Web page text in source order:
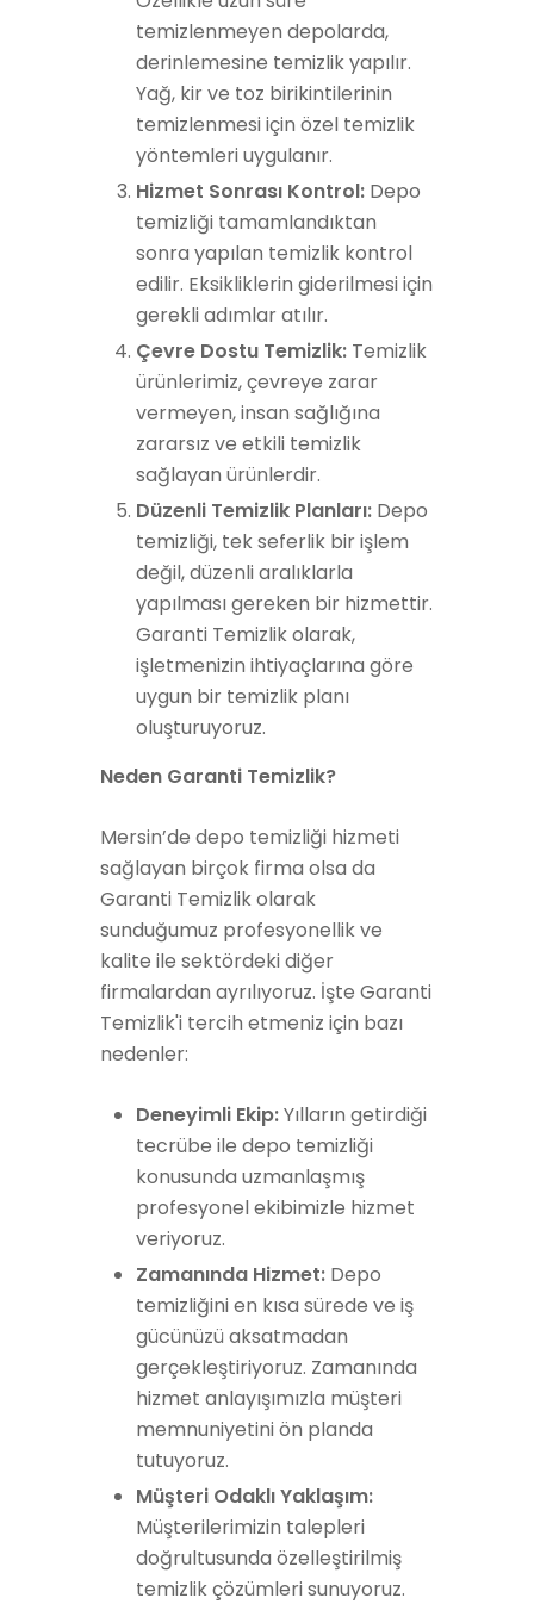
temizlenmeyen depolarda,
derinlemesine temizlik yapılır.
Yağ, kir ve toz birikintilerinin
temizlenmesi için özel temizlik
yöntemleri uygulanır.
Hizmet Sonrası Kontrol: Depo
temizliği tamamlandıktan
sonra yapılan temizlik kontrol
edilir. Eksikliklerin giderilmesi için
gerekli adımlar atılır.
Çevre Dostu Temizlik: Temizlik
ürünlerimiz, çevreye zarar
vermeyen, insan sağlığına
zararsız ve etkili temizlik
sağlayan ürünlerdir.
Düzenli Temizlik Planları: Depo
temizliği, tek seferlik bir işlem
değil, düzenli aralıklarla
yapılması gereken bir hizmettir.
Garanti Temizlik olarak,
işletmenizin ihtiyaçlarına göre
uygun bir temizlik planı
oluşturuyoruz.
Neden Garanti Temizlik?
Mersin’de depo temizliği hizmeti
sağlayan birçok firma olsa da
Garanti Temizlik olarak
sunduğumuz profesyonellik ve
kalite ile sektördeki diğer
firmalardan ayrılıyoruz. İşte Garanti
Temizlik'i tercih etmeniz için bazı
nedenler:
Deneyimli Ekip:Yılların getirdiği
tecrübe ile depo temizliği
konusunda uzmanlaşmış
profesyonel ekibimizle hizmet
veriyoruz.
Zamanında Hizmet: Depo
temizliğini en kısa sürede ve iş
gücünüzü aksatmadan
gerçekleştiriyoruz. Zamanında
hizmet anlayışımızla müşteri
memnuniyetini ön planda
tutuyoruz.
Müşteri Odaklı Yaklaşım:
Müşterilerimizin talepleri
doğrultusunda özelleştirilmiş
temizlik çözümleri sunuyoruz.